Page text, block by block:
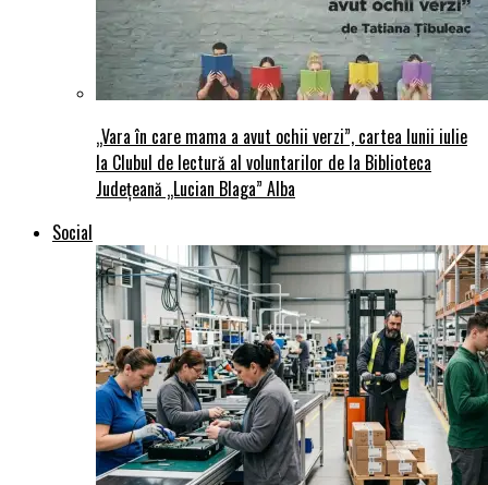
„Vara în care mama a avut ochii verzi”, cartea lunii iulie
la Clubul de lectură al voluntarilor de la Biblioteca
Județeană „Lucian Blaga” Alba
Social